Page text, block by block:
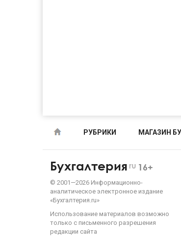
РУБРИКИ МАГАЗИН
Бухгалтерия ru 16+
© 2001—2026 Информационно-
аналитическое электронное издание
«Бухгалтерия.ru»
Использование материалов возможно
только с письменного разрешения
редакции сайта